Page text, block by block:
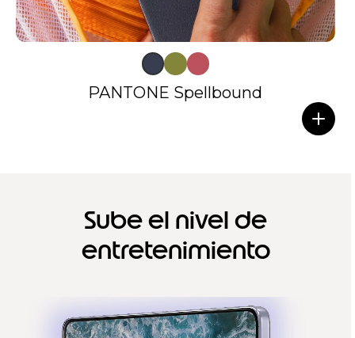
PANTONE Spellbound
Sube el nivel de
entretenimiento